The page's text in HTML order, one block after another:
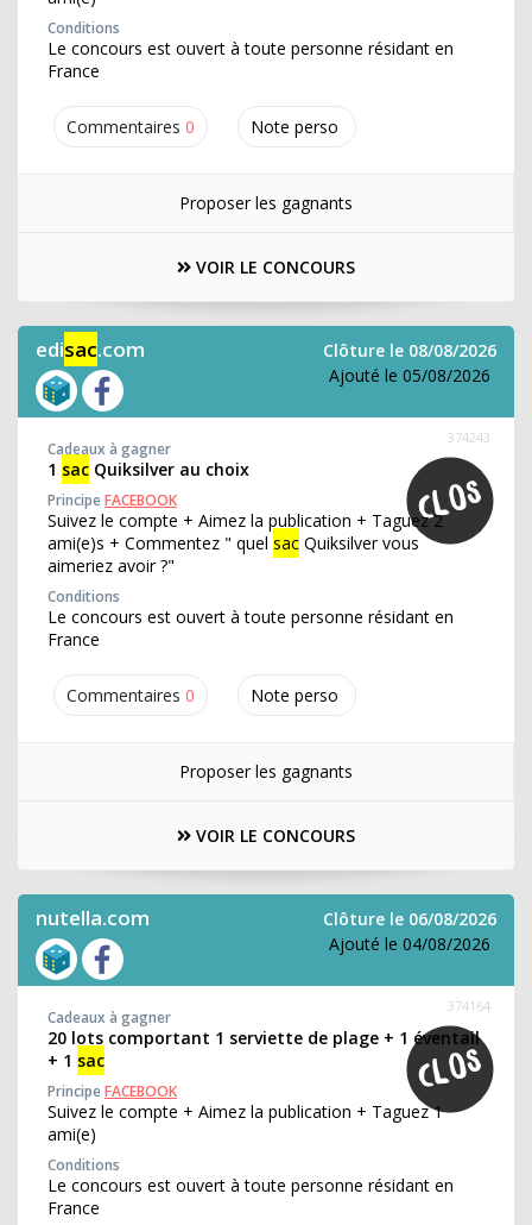
Commentaires 0 Note perso
Conditions
Le concours est ouvert à toute personne résidant en
France
Proposer les gagnants
VOIR LE CONCOURS
edisac.com
Clôture le 08/08/2026
Ajouté le 05/08/2026
Commentaires 0 Note perso
374243
Cadeaux à gagner
1 sac Quiksilver au choix
PrincipeFACEBOOK
Suivez le compte + Aimez la publication + Taguez 2
ami(e)s + Commentez " quel sac Quiksilver vous
aimeriez avoir ?"
Conditions
Le concours est ouvert à toute personne résidant en
France
Proposer les gagnants
VOIR LE CONCOURS
nutella.com
Clôture le 06/08/2026
Ajouté le 04/08/2026
374164
Cadeaux à gagner
20 lots comportant 1 serviette de plage + 1 éventail
+ 1 sac
PrincipeFACEBOOK
Suivez le compte + Aimez la publication + Taguez 1
ami(e)
Conditions
Le concours est ouvert à toute personne résidant en
France